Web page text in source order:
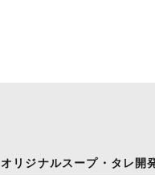
オリジナルスープ・タレ開